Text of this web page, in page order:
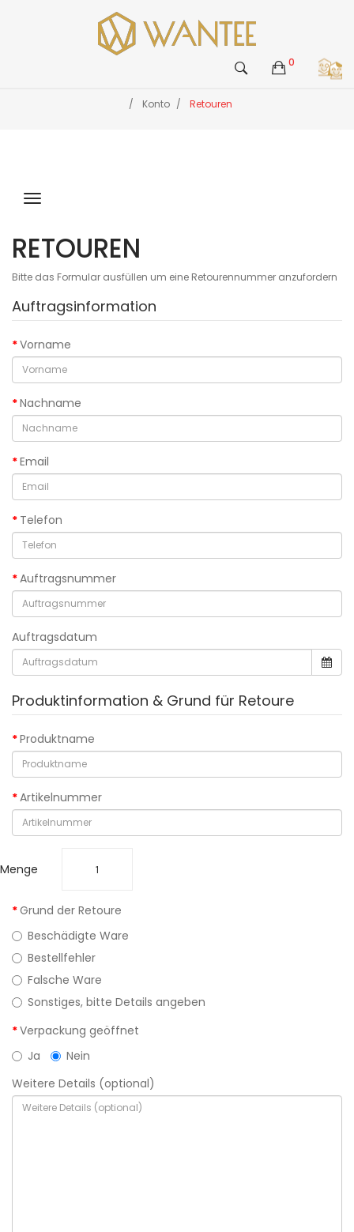
0
Konto Retouren
RETOUREN
Bitte das Formular ausfüllen um eine Retourennummer anzufordern
Auftragsinformation
Vorname
Nachname
Email
Telefon
Auftragsnummer
Auftragsdatum
Produktinformation & Grund für Retoure
Produktname
Artikelnummer
Menge
Grund der Retoure
Beschädigte Ware
Bestellfehler
Falsche Ware
Sonstiges, bitte Details angeben
Verpackung geöffnet
Ja
Nein
Weitere Details (optional)